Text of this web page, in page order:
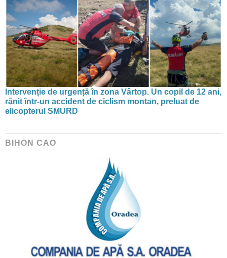
Intervenție de urgență în zona Vârtop. Un copil de 12 ani,
rănit într-un accident de ciclism montan, preluat de
elicopterul SMURD
BIHON CAO